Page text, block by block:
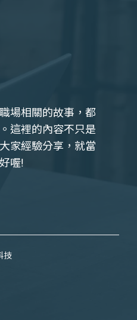
場相關的故事，都
這裡的內容不只是
家經驗分享，就當
喔!
技